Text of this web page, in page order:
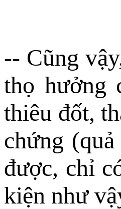
-- Cũng
thọ hưởng
thiêu đốt,
chứng
được, chỉ
kiện như